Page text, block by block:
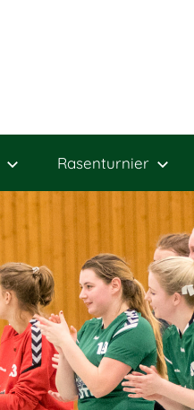
Rasenturnier